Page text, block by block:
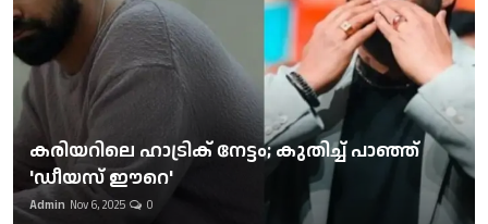
കരിയറിലെ ഹാട്രിക് നേട്ടം; കുതിച്ച് പാഞ്ഞ്
'ഡീയസ് ഈറെ'
Admin Nov 6, 2025 0